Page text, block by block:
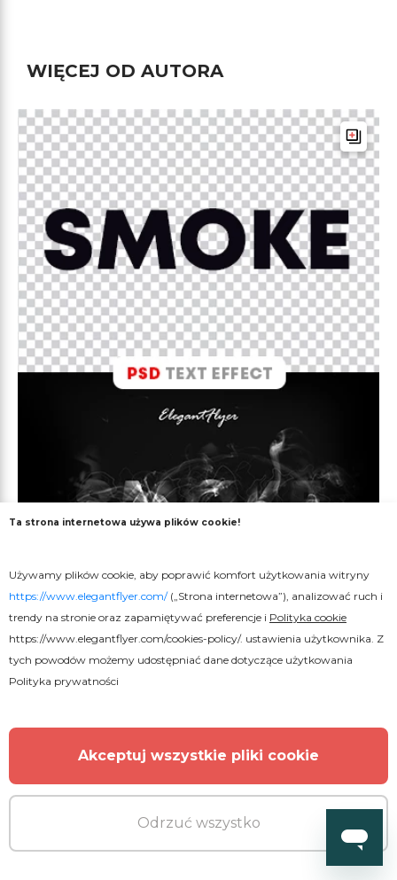
WIĘCEJ OD AUTORA
Efekt dymu tekstowego
Ta strona internetowa używa plików cookie!
Używamy plików cookie, aby poprawić komfort użytkowania witryny
https://www.elegantflyer.com/(„Strona internetowa”), analizować ruch i
trendy na stronie oraz zapamiętywać preferencje i Polityka cookie
https://www.elegantflyer.com/cookies-policy/. ustawienia użytkownika. Z
tych powodów możemy udostępniać dane dotyczące użytkowania
Polityka prywatności
Akceptuj wszystkie pliki cookie
Odrzuć wszystko